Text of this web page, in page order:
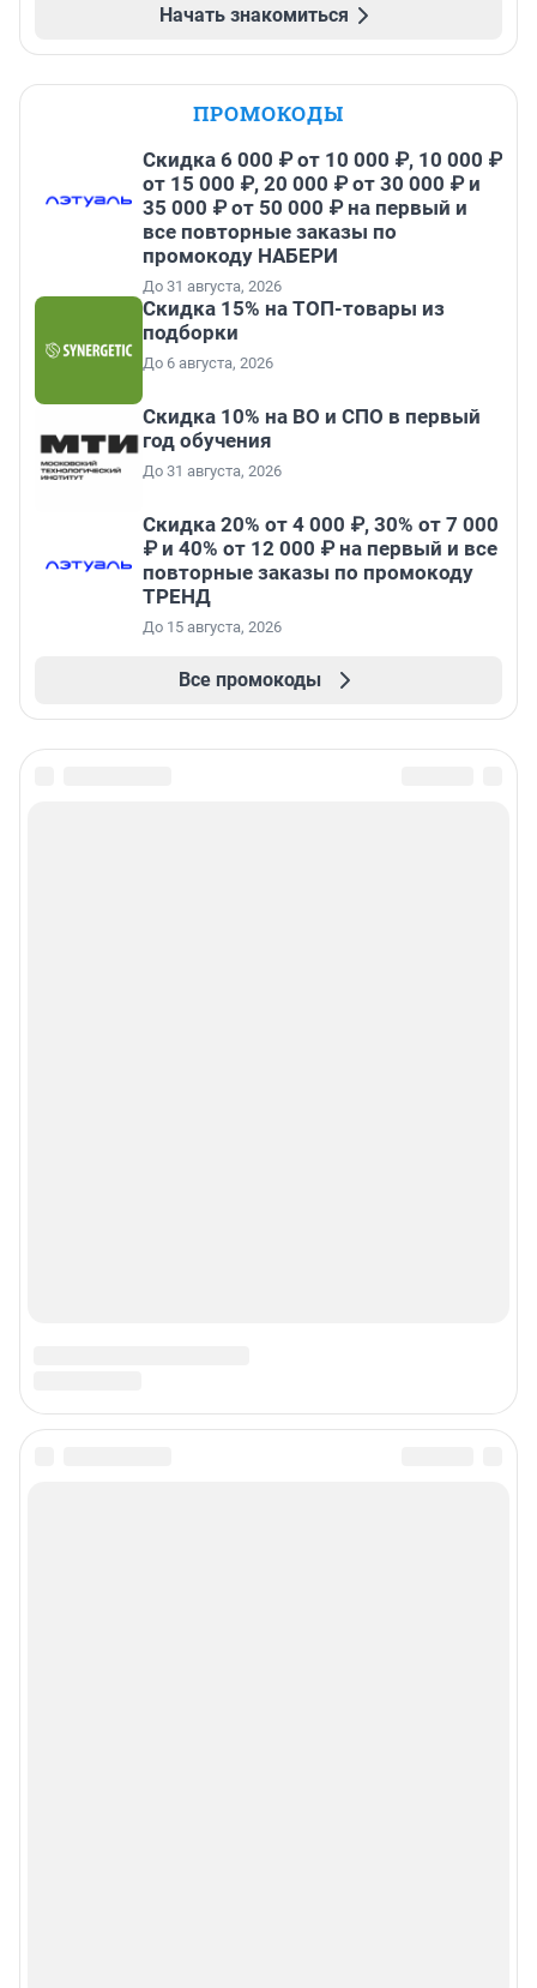
Начать знакомиться
ПРОМОКОДЫ
Скидка 6 000 ₽ от 10 000 ₽, 10 000 ₽
от 15 000 ₽, 20 000 ₽ от 30 000 ₽ и
35 000 ₽ от 50 000 ₽ на первый и
все повторные заказы по
промокоду НАБЕРИ
До 31 августа, 2026
Скидка 15% на ТОП-товары из
подборки
До 6 августа, 2026
Скидка 10% на ВО и СПО в первый
год обучения
До 31 августа, 2026
Скидка 20% от 4 000 ₽, 30% от 7 000
₽ и 40% от 12 000 ₽ на первый и все
повторные заказы по промокоду
ТРЕНД
До 15 августа, 2026
Все промокоды